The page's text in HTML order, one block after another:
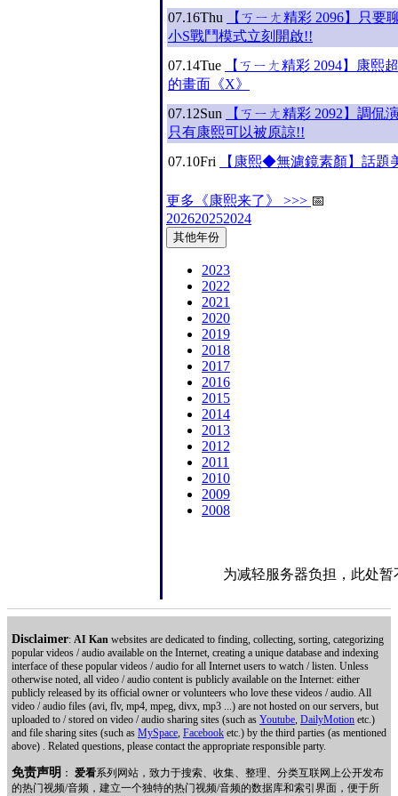
07.16Thu
【ㄎㄧㄤ精彩 2096】只要
小S戰鬥模式立刻開啟!!
07.14Tue
【ㄎㄧㄤ精彩 2094】康熙
的畫面《X》
07.12Sun
【ㄎㄧㄤ精彩 2092】調侃
只有康熙可以被原諒!!
07.10Fri 【康熙◆無濾鏡素顏】話題
更多《康熙来了》 >>> 📅
202620252024
其他年份
2023
2022
2021
2020
2019
2018
2017
2016
2015
2014
2013
2012
2011
2010
2009
2008
为减轻服务器负担，此处
Disclaimer: AI Kan websites are dedicated to finding, collecting, sorting, categorizing
popular videos / audio available on the Internet, creating a unique database and indexing
interface of these popular videos / audio for all Internet users to watch / listen. Unless
otherwise noted, all video / audio content is publicly available on the Internet: either
publicly released by its official owner or volunteers who love these videos / audio. All
video / audio files (avi, flv, mp4, mpeg, divx, mp3 ...) are not hosted on our servers, but
uploaded to / stored on video / audio sharing sites (such as Youtube, DailyMotion etc.)
and file sharing sites (such as MySpace, Facebook etc.) by the third parties (as mentioned
above) . Related questions, please contact the appropriate responsible party.
免责声明 ： 爱看系列网站，致力于搜索、收集、整理、分类互联网上公开发布
的热门视频/音频，建立一个独特的热门视频/音频的数据库和索引界面，便于所